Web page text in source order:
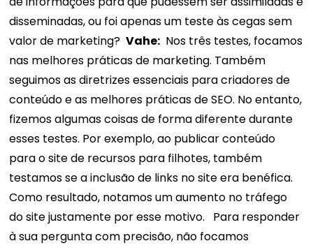
disseminadas, ou foi apenas um teste às cegas sem
valor de marketing? Vahe: Nos três testes, focamos
nas melhores práticas de marketing. Também
seguimos as diretrizes essenciais para criadores de
conteúdo e as melhores práticas de SEO. No entanto,
fizemos algumas coisas de forma diferente durante
esses testes. Por exemplo, ao publicar conteúdo
para o site de recursos para filhotes, também
testamos se a inclusão de links no site era benéfica.
Como resultado, notamos um aumento no tráfego
do site justamente por esse motivo.
Para responder
à sua pergunta com precisão, não focamos